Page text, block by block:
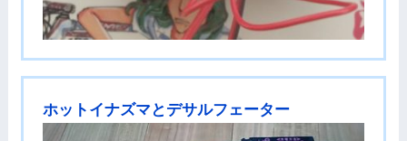
ホットイナズマとデサルフェーター